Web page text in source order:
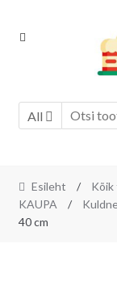
Skip
Skip
All
Esileht /
Kõik
KAUPA
/
40 cm